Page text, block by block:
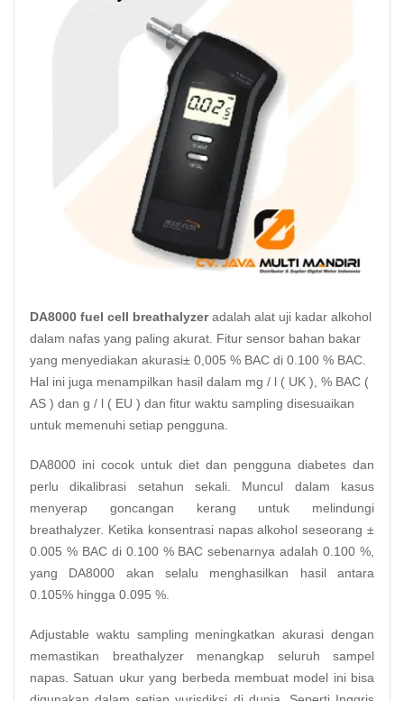
DA8000 fuel cell breathalyzeradalah alat uji kadar alkohol
dalam nafas yang paling akurat. Fitur sensor bahan bakar
yang menyediakan akurasi± 0,005 % BAC di 0.100 % BAC.
Hal ini juga menampilkan hasil dalam mg / l ( UK ), % BAC (
AS ) dan g / l ( EU ) dan fitur waktu sampling disesuaikan
untuk memenuhi setiap pengguna.
DA8000 ini cocok untuk diet dan pengguna diabetes dan
perlu dikalibrasi setahun sekali. Muncul dalam kasus
menyerap goncangan kerang untuk melindungi
breathalyzer. Ketika konsentrasi napas alkohol seseorang ±
0.005 % BAC di 0.100 % BAC sebenarnya adalah 0.100 %,
yang DA8000 akan selalu menghasilkan hasil antara
0.105% hingga 0.095 %.
Adjustable waktu sampling meningkatkan akurasi dengan
memastikan breathalyzermenangkap seluruh sampel
napas. Satuan ukur yang berbeda membuat model ini bisa